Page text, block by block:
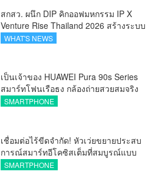
สกสว. ผนึก DIP คิกออฟมหกรรม IP X
Venture Rise Thailand 2026 สร้างระบบ
นิเวศเชื่อมทรัพย์สินทางปัญญาผ่าน
WHAT'S NEWS
เป็นเจ้าของ HUAWEI Pura 90s Series
สมาร์ทโฟนเรือธง กล้องถ่ายสวยสมจริง
ทุกระยะ พร้อมของสมนาคุณและสิทธิ
SMARTPHONE
เชื่อมต่อไร้ขีดจำกัด! หัวเว่ยขยายประสบ
การณ์สมาร์ทอีโคซิสเต็มที่สมบูรณ์แบบ
ไร้รอยต่อ ครบ จบ ในที่เดียวที่ HUAWEI
SMARTPHONE